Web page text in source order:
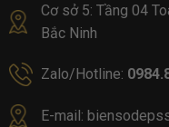
Cơ sở 5: Tầng 04
Bắc Ninh
Zalo/Hotline:
E-mail: